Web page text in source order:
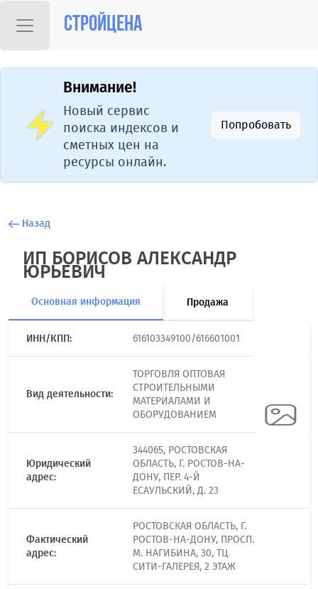
Стройцена
Внимание!
Новый сервис
поиска индексов и
сметных цен на
ресурсы онлайн.
Попробовать
Назад
ИП БОРИСОВ АЛЕКСАНДР
ЮРЬЕВИЧ
Основная информация Продажа
ИНН/КПП: 616103349100/616601001
Вид деятельности:
ТОРГОВЛЯ ОПТОВАЯ
СТРОИТЕЛЬНЫМИ
МАТЕРИАЛАМИ И
ОБОРУДОВАНИЕМ
Юридический
адрес:
344065, РОСТОВСКАЯ
ОБЛАСТЬ, Г. РОСТОВ-НА-
ДОНУ, ПЕР. 4-Й
ЕСАУЛЬСКИЙ, Д. 23
Фактический
адрес:
РОСТОВСКАЯ ОБЛАСТЬ, Г.
РОСТОВ-НА-ДОНУ, ПРОСП.
М. НАГИБИНА, 30, ТЦ
СИТИ-ГАЛЕРЕЯ, 2 ЭТАЖ